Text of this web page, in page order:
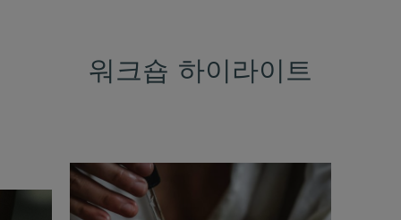
워크숍 하이라이트